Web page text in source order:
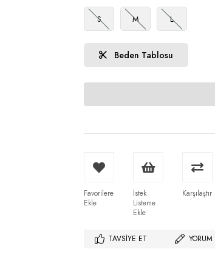
S M L
Beden Tablosu
Favorilere
Ekle
İstek
Listeme
Ekle
Karşılaştır
TAVSIYE ET